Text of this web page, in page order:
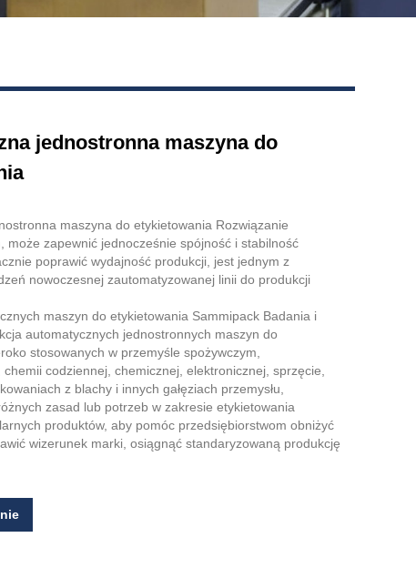
jednostronna maszyna do
maszyna do etykietowania Rozwiązanie
może zapewnić jednocześnie spójność i stabilność
poprawić wydajność produkcji, jest jednym z
nowoczesnej zautomatyzowanej linii do produkcji
maszyn do etykietowania Sammipack Badania i
automatycznych jednostronnych maszyn do
stosowanych w przemyśle spożywczym,
codziennej, chemicznej, elektronicznej, sprzęcie,
z blachy i innych gałęziach przemysłu,
zasad lub potrzeb w zakresie etykietowania
produktów, aby pomóc przedsiębiorstwom obniżyć
wizerunek marki, osiągnąć standaryzowaną produkcję